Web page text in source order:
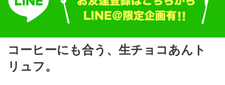
コーヒーにも合う、生チョコあんト
リュフ。